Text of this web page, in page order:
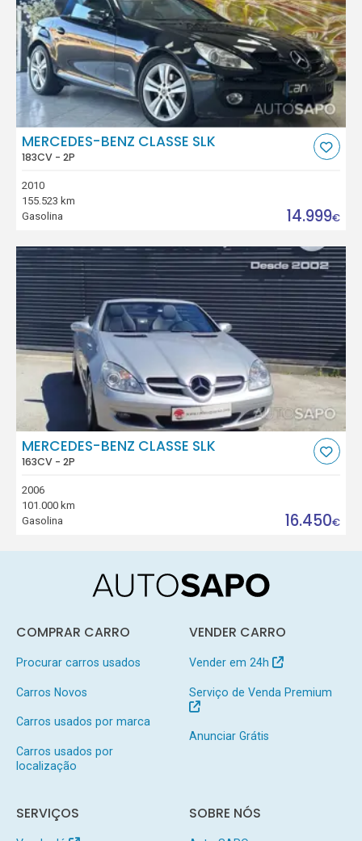
MERCEDES-BENZ CLASSE SLK
183CV - 2P
2010
155.523 km
Gasolina
14.999€
MERCEDES-BENZ CLASSE SLK
163CV - 2P
2006
101.000 km
Gasolina
16.450€
COMPRAR CARRO
Procurar carros usados
Carros Novos
Carros usados por marca
Carros usados por
localização
VENDER CARRO
Vender em 24h
Serviço de Venda Premium
Anunciar Grátis
SERVIÇOS SOBRE NÓS